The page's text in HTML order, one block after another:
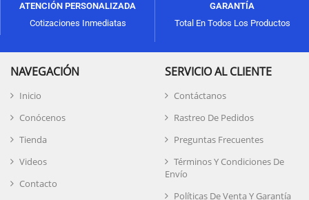
ATENCIÓN PERSONALIZADA
Cotizaciones Inmediatas
GARANTÍA
Total En Todos Los Productos
NAVEGACIÓN
Inicio
Conócenos
Tienda
Videos
Contacto
SERVICIO AL CLIENTE
Contáctanos
Rastreo De Pedidos
Preguntas Frecuentes
Términos Y Condiciones De
Envío
Políticas De Venta Y Garantía